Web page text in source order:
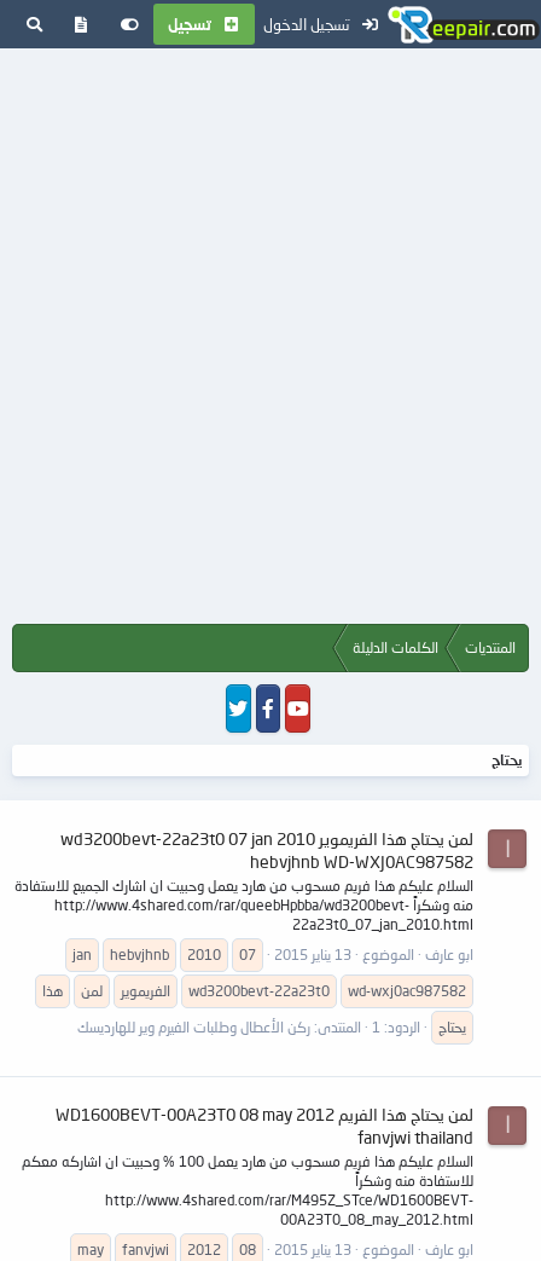
تسجيل الدخول تسجيل
المنتديات الكلمات الدليلة
يحتاج
ا
لمن يحتاج هذا الفريموير wd3200bevt-22a23t0 07 jan 2010
hebvjhnb WD-WXJ0AC987582
السلام عليكم هذا فريم مسحوب من هارد يعمل وحبيت ان اشارك الجميع للاستفادة
منه وشكراً http://www.4shared.com/rar/queebHpbba/wd3200bevt-
22a23t0_07_jan_2010.html
ابو عارف
الموضوع 13 يناير 2015 07
2010
hebvjhnb
jan
wd-wxj0ac987582
wd3200bevt-22a23t0 الفريموير لمن
هذا
يحتاج
الردود: 1 المنتدى: ركن الأعطال وطلبات الفيرم وير للهارديسك
لمن يحتاج هذا الفريم WD1600BEVT-00A23T0 08 may 2012
fanvjwi thailand
السلام عليكم هذا فريم مسحوب من هارد يعمل 100 % وحبيت ان اشاركه معكم
للاستفادة منه وشكراً
http://www.4shared.com/rar/M495Z_STce/WD1600BEVT-
00A23T0_08_may_2012.html
ابو عارف
الموضوع 13 يناير 2015 08
2012
fanvjwi
may